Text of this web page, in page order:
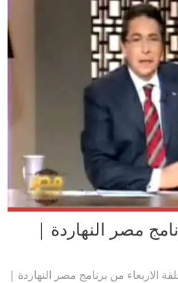
مصر النهاردة |
الاربعاء من برنامج مصر النهاردة |